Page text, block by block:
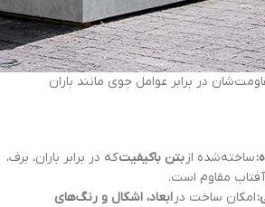
در برابر عوامل جوی مانند باران
ساخته‌شده ازبتن باکیفیتکه در برابر باران، برف،
مقاوم است.
امکان ساخت درابعاد، اشکال و رنگ‌های